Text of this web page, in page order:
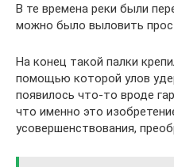
В те времена реки были
можно было выловить
На конец такой палки
помощью которой улов
появилось что-то вроде
что именно это
усовершенствования,